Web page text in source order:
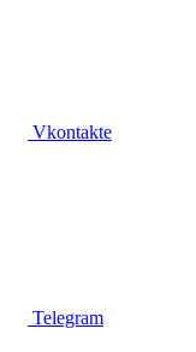
Vkontakte
Telegram